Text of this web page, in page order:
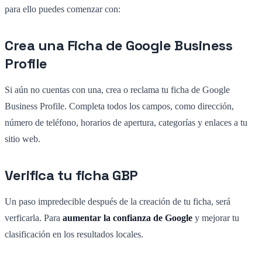
para ello puedes comenzar con:
Crea una Ficha de Google Business
Profile
Si aún no cuentas con una, crea o reclama tu ficha de Google
Business Profile. Completa todos los campos, como dirección,
número de teléfono, horarios de apertura, categorías y enlaces a tu
sitio web.
Verifica tu ficha GBP
Un paso impredecible después de la creación de tu ficha, será
verficarla. Para aumentar la confianza de Google y mejorar tu
clasificación en los resultados locales.